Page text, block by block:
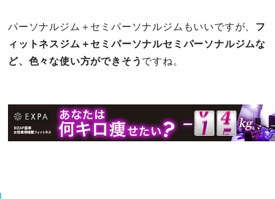
パーソナルジム＋セミパーソナルジムもいいですが、 フ
ィットネスジム＋セミパーソナルセミパーソナルジムな
ど、色々な使い方ができそう ですね。